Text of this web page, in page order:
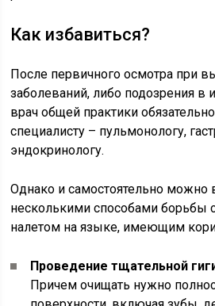
Как избавиться?
После первичного осмотра при
заболеваний, либо подозрения в
врач общей практики
специалисту – пульмонологу,
эндокринологу.
Однако и самостоятельно можно
несколькими способами борьбы
налетом на языке, имеющим
Проведение тщательной
Причем очищать нужно